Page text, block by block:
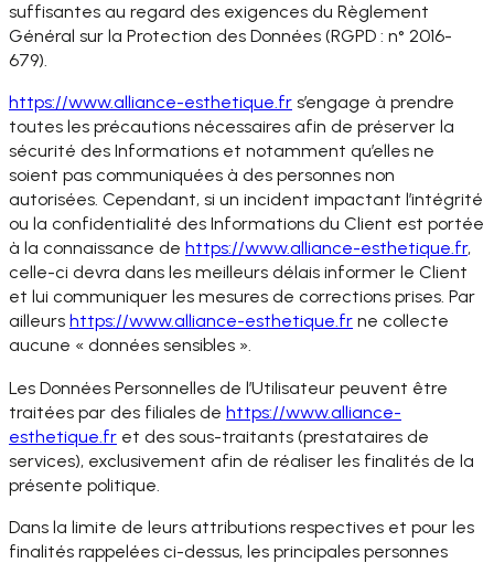
suffisantes au regard des exigences du Règlement
Général sur la Protection des Données (RGPD : n° 2016-
679).
https://www.alliance-esthetique.fr s’engage à prendre
toutes les précautions nécessaires afin de préserver la
sécurité des Informations et notamment qu’elles ne
soient pas communiquées à des personnes non
autorisées. Cependant, si un incident impactant l’intégrité
ou la confidentialité des Informations du Client est portée
à la connaissance de https://www.alliance-esthetique.fr,
celle-ci devra dans les meilleurs délais informer le Client
et lui communiquer les mesures de corrections prises. Par
ailleurs https://www.alliance-esthetique.fr ne collecte
aucune « données sensibles ».
Les Données Personnelles de l’Utilisateur peuvent être
traitées par des filiales de https://www.alliance-
esthetique.fr et des sous-traitants (prestataires de
services), exclusivement afin de réaliser les finalités de la
présente politique.
Dans la limite de leurs attributions respectives et pour les
finalités rappelées ci-dessus, les principales personnes